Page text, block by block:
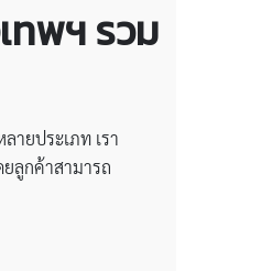
ทพฯ รวม
ายประเภท เรา
ยลูกค้าสามารถ